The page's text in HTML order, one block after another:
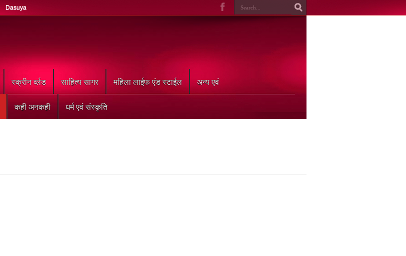
Dasuya
स्क्रीन र्व्लड साहित्य सागर महिला लाईफ एंड स्टाईल अन्य एवं
कही अनकही धर्म एवं संस्कृति